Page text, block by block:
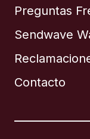
Preguntas
Sendwave
Contacto
Brasil